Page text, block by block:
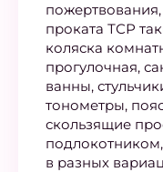
пожертвования,
проката ТСР
коляска
прогулочная,
ванны,
тонометры,
скользящие
подлокотником,
в разных